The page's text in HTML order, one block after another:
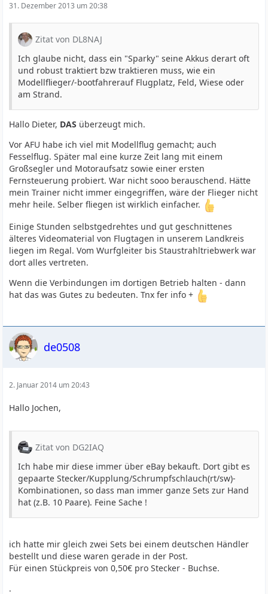
31. Dezember 2013 um 20:38
Zitat von DL8NAJ
Ich glaube nicht, dass ein "Sparky" seine Akkus derart oft
und robust traktiert bzw traktieren muss, wie ein
Modellflieger/-bootfahrerauf Flugplatz, Feld, Wiese oder
am Strand.
Hallo Dieter, DAS überzeugt mich.
Vor AFU habe ich viel mit Modellflug gemacht; auch
Fesselflug. Später mal eine kurze Zeit lang mit einem
Großsegler und Motoraufsatz sowie einer ersten
Fernsteuerung probiert. War nicht sooo berauschend. Hätte
mein Trainer nicht immer eingegriffen, wäre der Flieger nicht
mehr heile. Selber fliegen ist wirklich einfacher.
Einige Stunden selbstgedrehtes und gut geschnittenes
älteres Videomaterial von Flugtagen in unserem Landkreis
liegen im Regal. Vom Wurfgleiter bis Staustrahltriebwerk war
dort alles vertreten.
Wenn die Verbindungen im dortigen Betrieb halten - dann
hat das was Gutes zu bedeuten. Tnx fer info +
de0508
2. Januar 2014 um 20:43
Hallo Jochen,
Zitat von DG2IAQ
Ich habe mir diese immer über eBay bekauft. Dort gibt es
gepaarte Stecker/Kupplung/Schrumpfschlauch(rt/sw)-
Kombinationen, so dass man immer ganze Sets zur Hand
hat (z.B. 10 Paare). Feine Sache !
ich hatte mir gleich zwei Sets bei einem deutschen Händler
bestellt und diese waren gerade in der Post.
Für einen Stückpreis von 0,50€ pro Stecker - Buchse.
.